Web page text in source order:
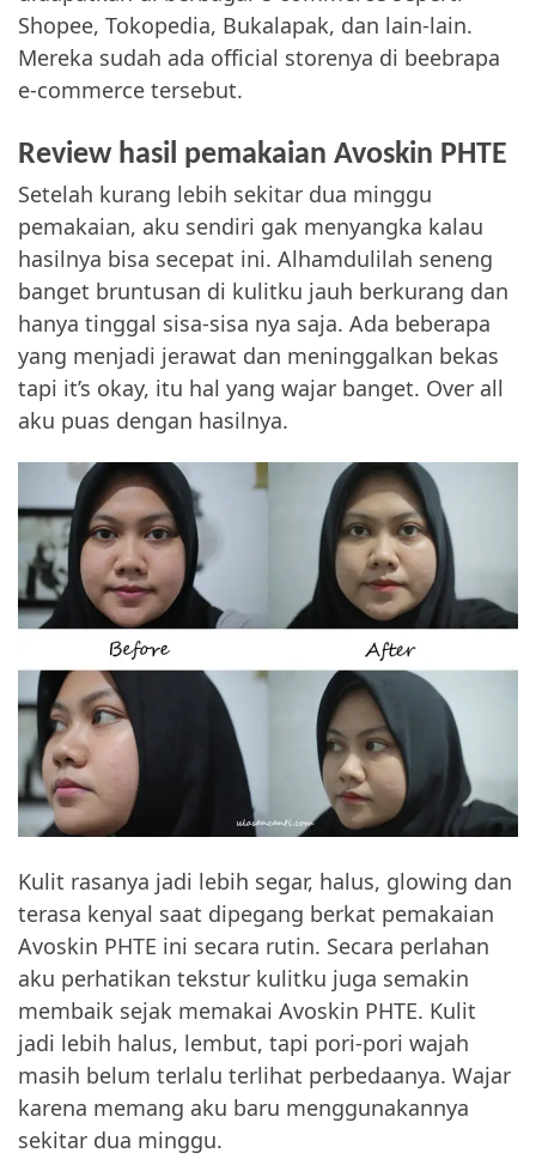
Shopee, Tokopedia, Bukalapak, dan lain-lain.
Mereka sudah ada official storenya di beebrapa
e-commerce tersebut.
Review hasil pemakaian Avoskin PHTE
Setelah kurang lebih sekitar dua minggu
pemakaian, aku sendiri gak menyangka kalau
hasilnya bisa secepat ini. Alhamdulilah seneng
banget bruntusan di kulitku jauh berkurang dan
hanya tinggal sisa-sisa nya saja. Ada beberapa
yang menjadi jerawat dan meninggalkan bekas
tapi it’s okay, itu hal yang wajar banget. Over all
aku puas dengan hasilnya.
Kulit rasanya jadi lebih segar, halus, glowing dan
terasa kenyal saat dipegang berkat pemakaian
Avoskin PHTE ini secara rutin. Secara perlahan
aku perhatikan tekstur kulitku juga semakin
membaik sejak memakai Avoskin PHTE. Kulit
jadi lebih halus, lembut, tapi pori-pori wajah
masih belum terlalu terlihat perbedaanya. Wajar
karena memang aku baru menggunakannya
sekitar dua minggu.